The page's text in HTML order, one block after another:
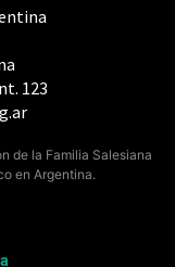
123
de la Familia Salesiana
en Argentina.